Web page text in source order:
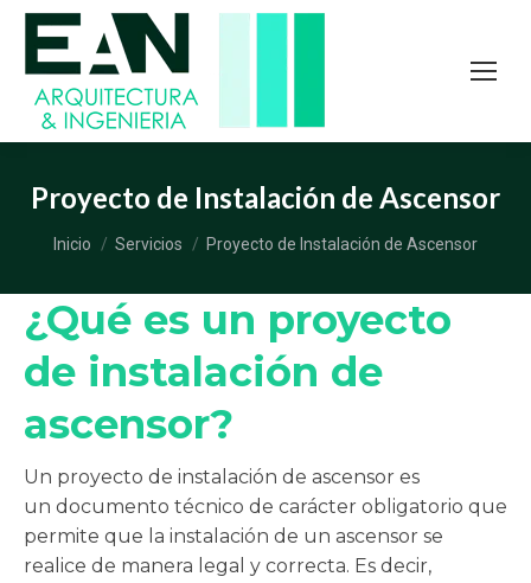
Proyecto de Instalación de Ascensor
Estás aquí:
Inicio Servicios Proyecto de Instalación de Ascensor
¿Qué es un proyecto
de instalación de
ascensor?
Un proyecto de instalación de ascensor es
un documento técnico de carácter obligatorio que
permite que la instalación de un ascensor se
realice de manera legal y correcta. Es decir,